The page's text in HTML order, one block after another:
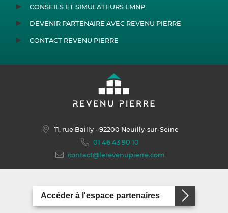
CONSEILS ET SIMULATEURS LMNP
DEVENIR PARTENAIRE AVEC REVENU PIERRE
CONTACT REVENU PIERRE
11, rue Bailly- 92200 Neuilly-sur-Seine
01 46 43 90 10
contact@lerevenupierre.com
Accéder à l'espace partenaires